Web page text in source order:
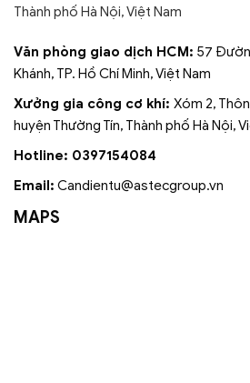
Thành phố Hà Nội, Việt Nam
Văn phòng giao dịch HCM: 57
Khánh, TP. Hồ Chí Minh, Việt Nam
Xưởng gia công cơ khí: Xóm 2,
huyện Thường Tín, Thành phố Hà Nội,
Hotline: 0397154084
Email: Candientu@astecgroup.vn
MAPS